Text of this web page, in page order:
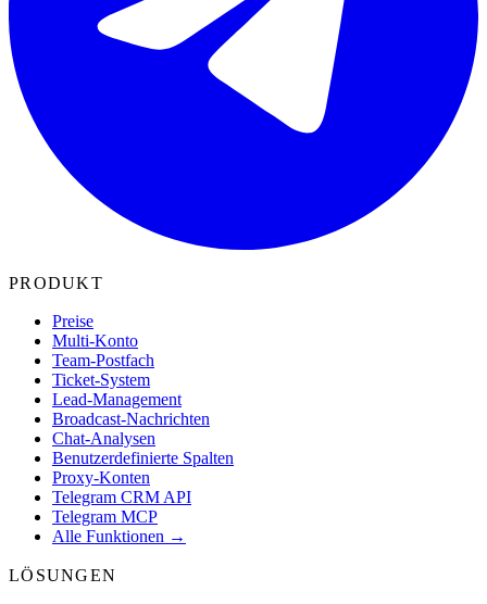
PRODUKT
Preise
Multi-Konto
Team-Postfach
Ticket-System
Lead-Management
Broadcast-Nachrichten
Chat-Analysen
Benutzerdefinierte Spalten
Proxy-Konten
Telegram CRM API
Telegram MCP
Alle Funktionen →
LÖSUNGEN